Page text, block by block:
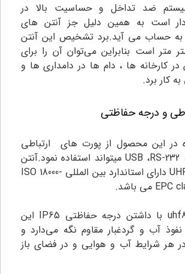
ضد تداخل و حساسیت بالا در
است به همین دلیل جز آنتن های
به حساب می آید.برد تشخیص این آنتن
۳ الی ۱۰ متر متر است بنابراین می‌توان آن را برای
کارخانه ها ، دام ها در دامداری ها و
کار برد.
و درجه حفاظتی
در این محصول از پورت های ارتباطی
آنتن
دارای استاندارد بین المللی ISO 18000-
آنتن برد بلند uhf81 با داشتن درجه حفاظتی IP65 این
نفوذ آب و گردغبار مقاوم نگه می‌دارد و
هر شرایط آب و هوایی و در فضای باز